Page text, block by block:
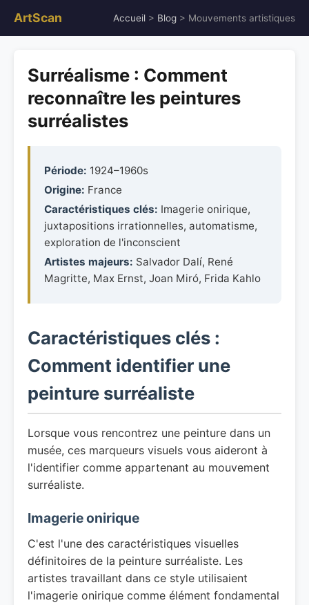
ArtScan Accueil > Blog > Mouvements artistiques
Surréalisme : Comment
reconnaître les peintures
surréalistes
Période: 1924–1960s
Origine: France
Caractéristiques clés: Imagerie onirique,
juxtapositions irrationnelles, automatisme,
exploration de l'inconscient
Artistes majeurs: Salvador Dalí, René
Magritte, Max Ernst, Joan Miró, Frida Kahlo
Caractéristiques clés :
Comment identifier une
peinture surréaliste
Lorsque vous rencontrez une peinture dans un
musée, ces marqueurs visuels vous aideront à
l'identifier comme appartenant au mouvement
surréaliste.
Imagerie onirique
C'est l'une des caractéristiques visuelles
définitoires de la peinture surréaliste. Les
artistes travaillant dans ce style utilisaient
l'imagerie onirique comme élément fondamental